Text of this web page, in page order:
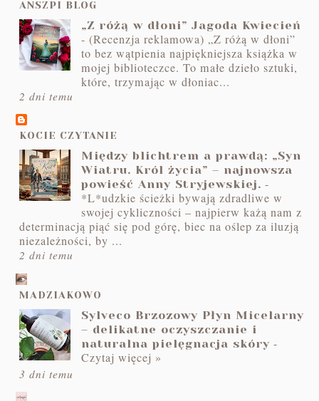
ANSZPI BLOG
„Z różą w dłoni” Jagoda Kwiecień
-(Recenzja reklamowa) „Z różą w dłoni”
to bez wątpienia najpiękniejsza książka w
mojej biblioteczce. To małe dzieło sztuki,
które, trzymając w dłoniac...
2 dni temu
KOCIE CZYTANIE
Między blichtrem a prawdą: „Syn
Wiatru. Król życia” – najnowsza
powieść Anny Stryjewskiej. -
*L*udzkie ścieżki bywają zdradliwe w
swojej cykliczności – najpierw każą nam z
determinacją piąć się pod górę, biec na oślep za iluzją
niezależności, by ...
2 dni temu
MADZIAKOWO
Sylveco Brzozowy Płyn Micelarny
– delikatne oczyszczanie i
naturalna pielęgnacja skóry -
Czytaj więcej »
3 dni temu